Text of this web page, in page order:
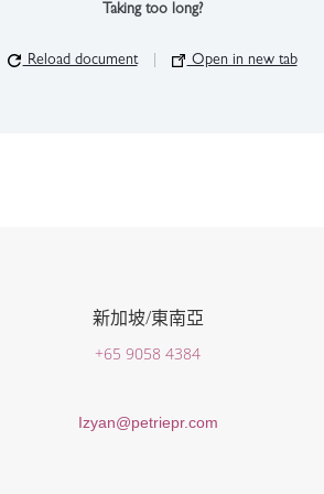
Taking too long?
Reload document Open in new tab
新加坡/東南亞
+65 9058 4384
Izyan@petriepr.com